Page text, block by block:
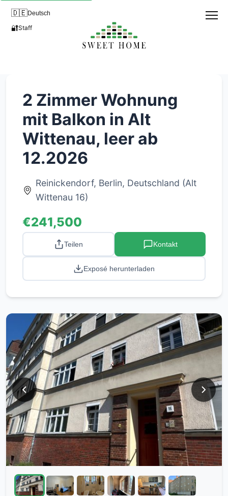
🇩🇪Deutsch
🔐Staff
2 Zimmer Wohnung
mit Balkon in Alt
Wittenau, leer ab
12.2026
Reinickendorf, Berlin, Deutschland (Alt
Wittenau 16)
€241,500
Teilen Kontakt
Exposé herunterladen